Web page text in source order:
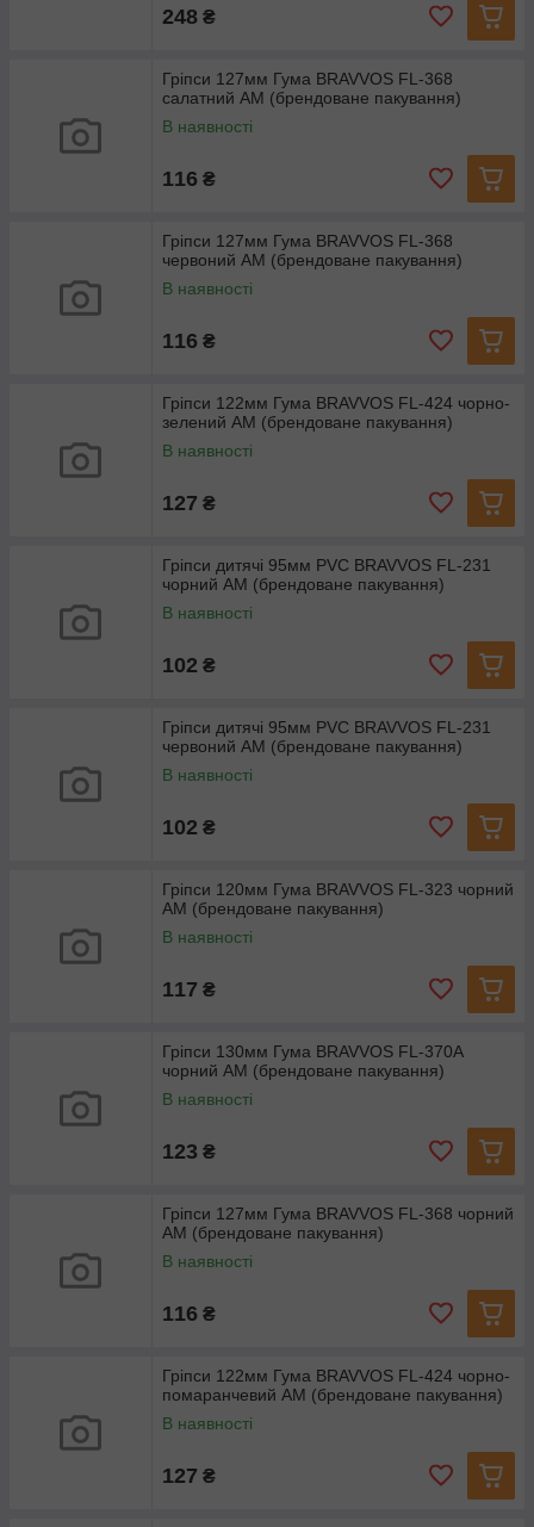
248 ₴
Гріпси 127мм Гума BRAVVOS FL-368
салатний AM (брендоване пакування)
В наявності
116 ₴
Гріпси 127мм Гума BRAVVOS FL-368
червоний AM (брендоване пакування)
В наявності
116 ₴
Гріпси 122мм Гума BRAVVOS FL-424 чорно-
зелений AM (брендоване пакування)
В наявності
127 ₴
Гріпси дитячі 95мм PVC BRAVVOS FL-231
чорний AM (брендоване пакування)
В наявності
102 ₴
Гріпси дитячі 95мм PVC BRAVVOS FL-231
червоний AM (брендоване пакування)
В наявності
102 ₴
Гріпси 120мм Гума BRAVVOS FL-323 чорний
AM (брендоване пакування)
В наявності
117 ₴
Гріпси 130мм Гума BRAVVOS FL-370A
чорний AM (брендоване пакування)
В наявності
123 ₴
Гріпси 127мм Гума BRAVVOS FL-368 чорний
AM (брендоване пакування)
В наявності
116 ₴
Гріпси 122мм Гума BRAVVOS FL-424 чорно-
помаранчевий AM (брендоване пакування)
В наявності
127 ₴